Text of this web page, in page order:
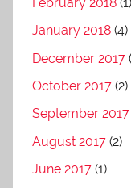
January 2018 (4)
December 2017
October 2017 (2)
September 2017
August 2017 (2)
June 2017 (1)